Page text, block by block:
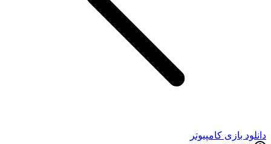
دانلود بازی کامپیوتر